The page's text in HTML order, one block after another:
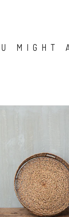
MIGHT